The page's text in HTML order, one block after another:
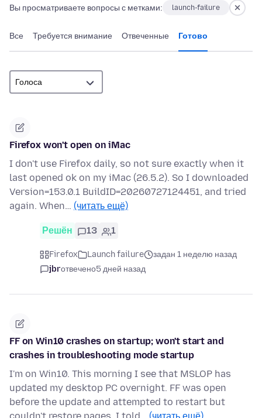
Вы просматриваете вопросы с метками: launch-failure
Все Требуется внимание Отвеченные Готово
Firefox won't open on iMac
I don't use Firefox daily, so not sure exactly when it
last opened ok on my iMac (26.5.2). So I downloaded
Version=153.0.1 BuildID=20260727124451, and tried
again. When… (читать ещё)
Решён 13 1
Firefox Launch failure
задан 1 неделю назад
jbrотвечено5 дней назад
FF on Win10 crashes on startup; won't start and
crashes in troubleshooting mode startup
I'm on Win10. This morning I see that MSLOP has
updated my desktop PC overnight. FF was open
before the update and attempted to restart but